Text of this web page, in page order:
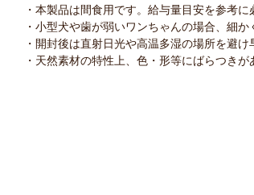
・本製品は間食用です。給与量目安を参考
・小型犬や歯が弱いワンちゃんの場合、細
・開封後は直射日光や高温多湿の場所を避け
・天然素材の特性上、色・形等にばらつき